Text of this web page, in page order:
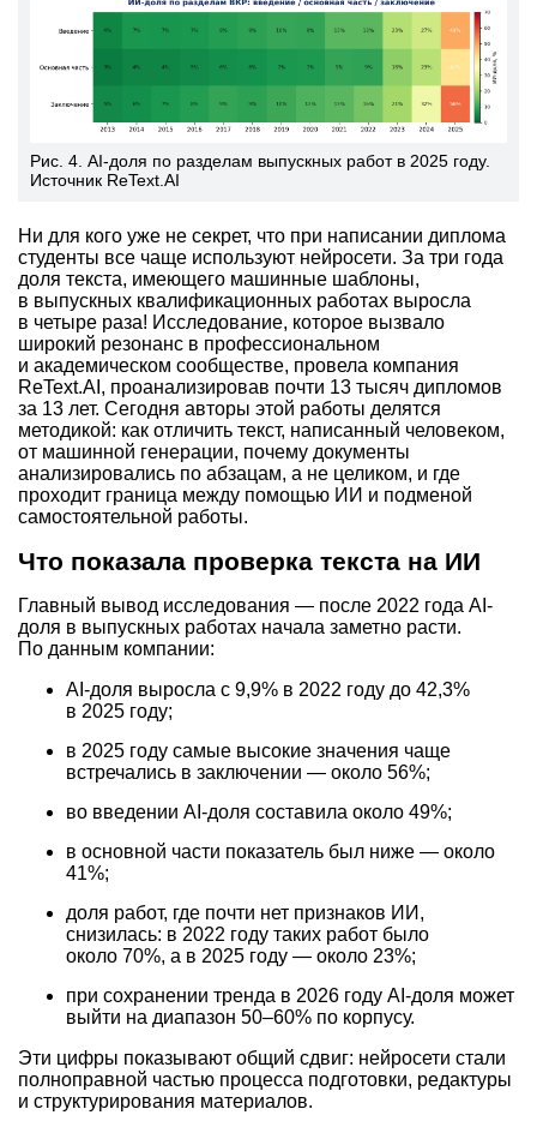
Рис. 4. AI-доля по разделам выпускных работ в 2025 году.
Источник ReText.AI
Ни для кого уже не секрет, что при написании диплома
студенты все чаще используют нейросети. За три года
доля текста, имеющего машинные шаблоны,
в выпускных квалификационных работах выросла
в четыре раза! Исследование, которое вызвало
широкий резонанс в профессиональном
и академическом сообществе, провела компания
ReText.AI, проанализировав почти 13 тысяч дипломов
за 13 лет. Сегодня авторы этой работы делятся
методикой: как отличить текст, написанный человеком,
от машинной генерации, почему документы
анализировались по абзацам, а не целиком, и где
проходит граница между помощью ИИ и подменой
самостоятельной работы.
Что показала проверка текста на ИИ
Главный вывод исследования — после 2022 года AI-
доля в выпускных работах начала заметно расти.
По данным компании:
AI-доля выросла с 9,9% в 2022 году до 42,3%
в 2025 году;
в 2025 году самые высокие значения чаще
встречались в заключении — около 56%;
во введении AI-доля составила около 49%;
в основной части показатель был ниже — около
41%;
доля работ, где почти нет признаков ИИ,
снизилась: в 2022 году таких работ было
около 70%, а в 2025 году — около 23%;
при сохранении тренда в 2026 году AI-доля может
выйти на диапазон 50–60% по корпусу.
Эти цифры показывают общий сдвиг: нейросети стали
полноправной частью процесса подготовки, редактуры
и структурирования материалов.